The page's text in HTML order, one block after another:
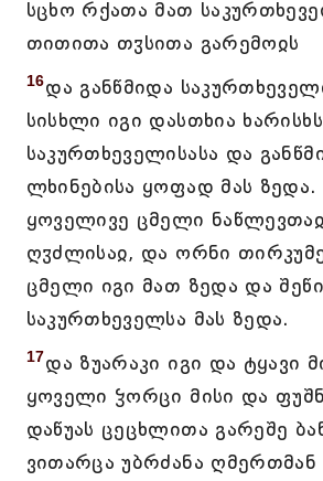
სცხო რქათა მათ
თითითა თჳსითა გარემოჲს
16და განწმიდა
სისხლი იგი დასთხია
საკურთხეველისასა და
ლხინებისა ყოფად მას
ყოველივე ცმელი
ღჳძლისაჲ, და ორნი
ცმელი იგი მათ ზედა და
საკურთხეველსა მას ზედა.
17და ზუარაკი იგი და ტყავი
ყოველი ჴორცი მისი და
დაწუას ცეცხლითა გარეშე
ვითარცა უბრძანა ღმერთმან